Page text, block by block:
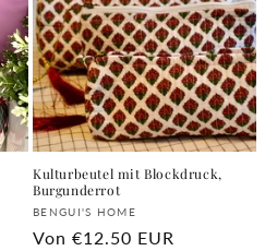
Kulturbeutel mit Blockdruck,
Burgunderrot
Anbieter:
BENGUI'S HOME
Normaler
Von €12.50 EUR